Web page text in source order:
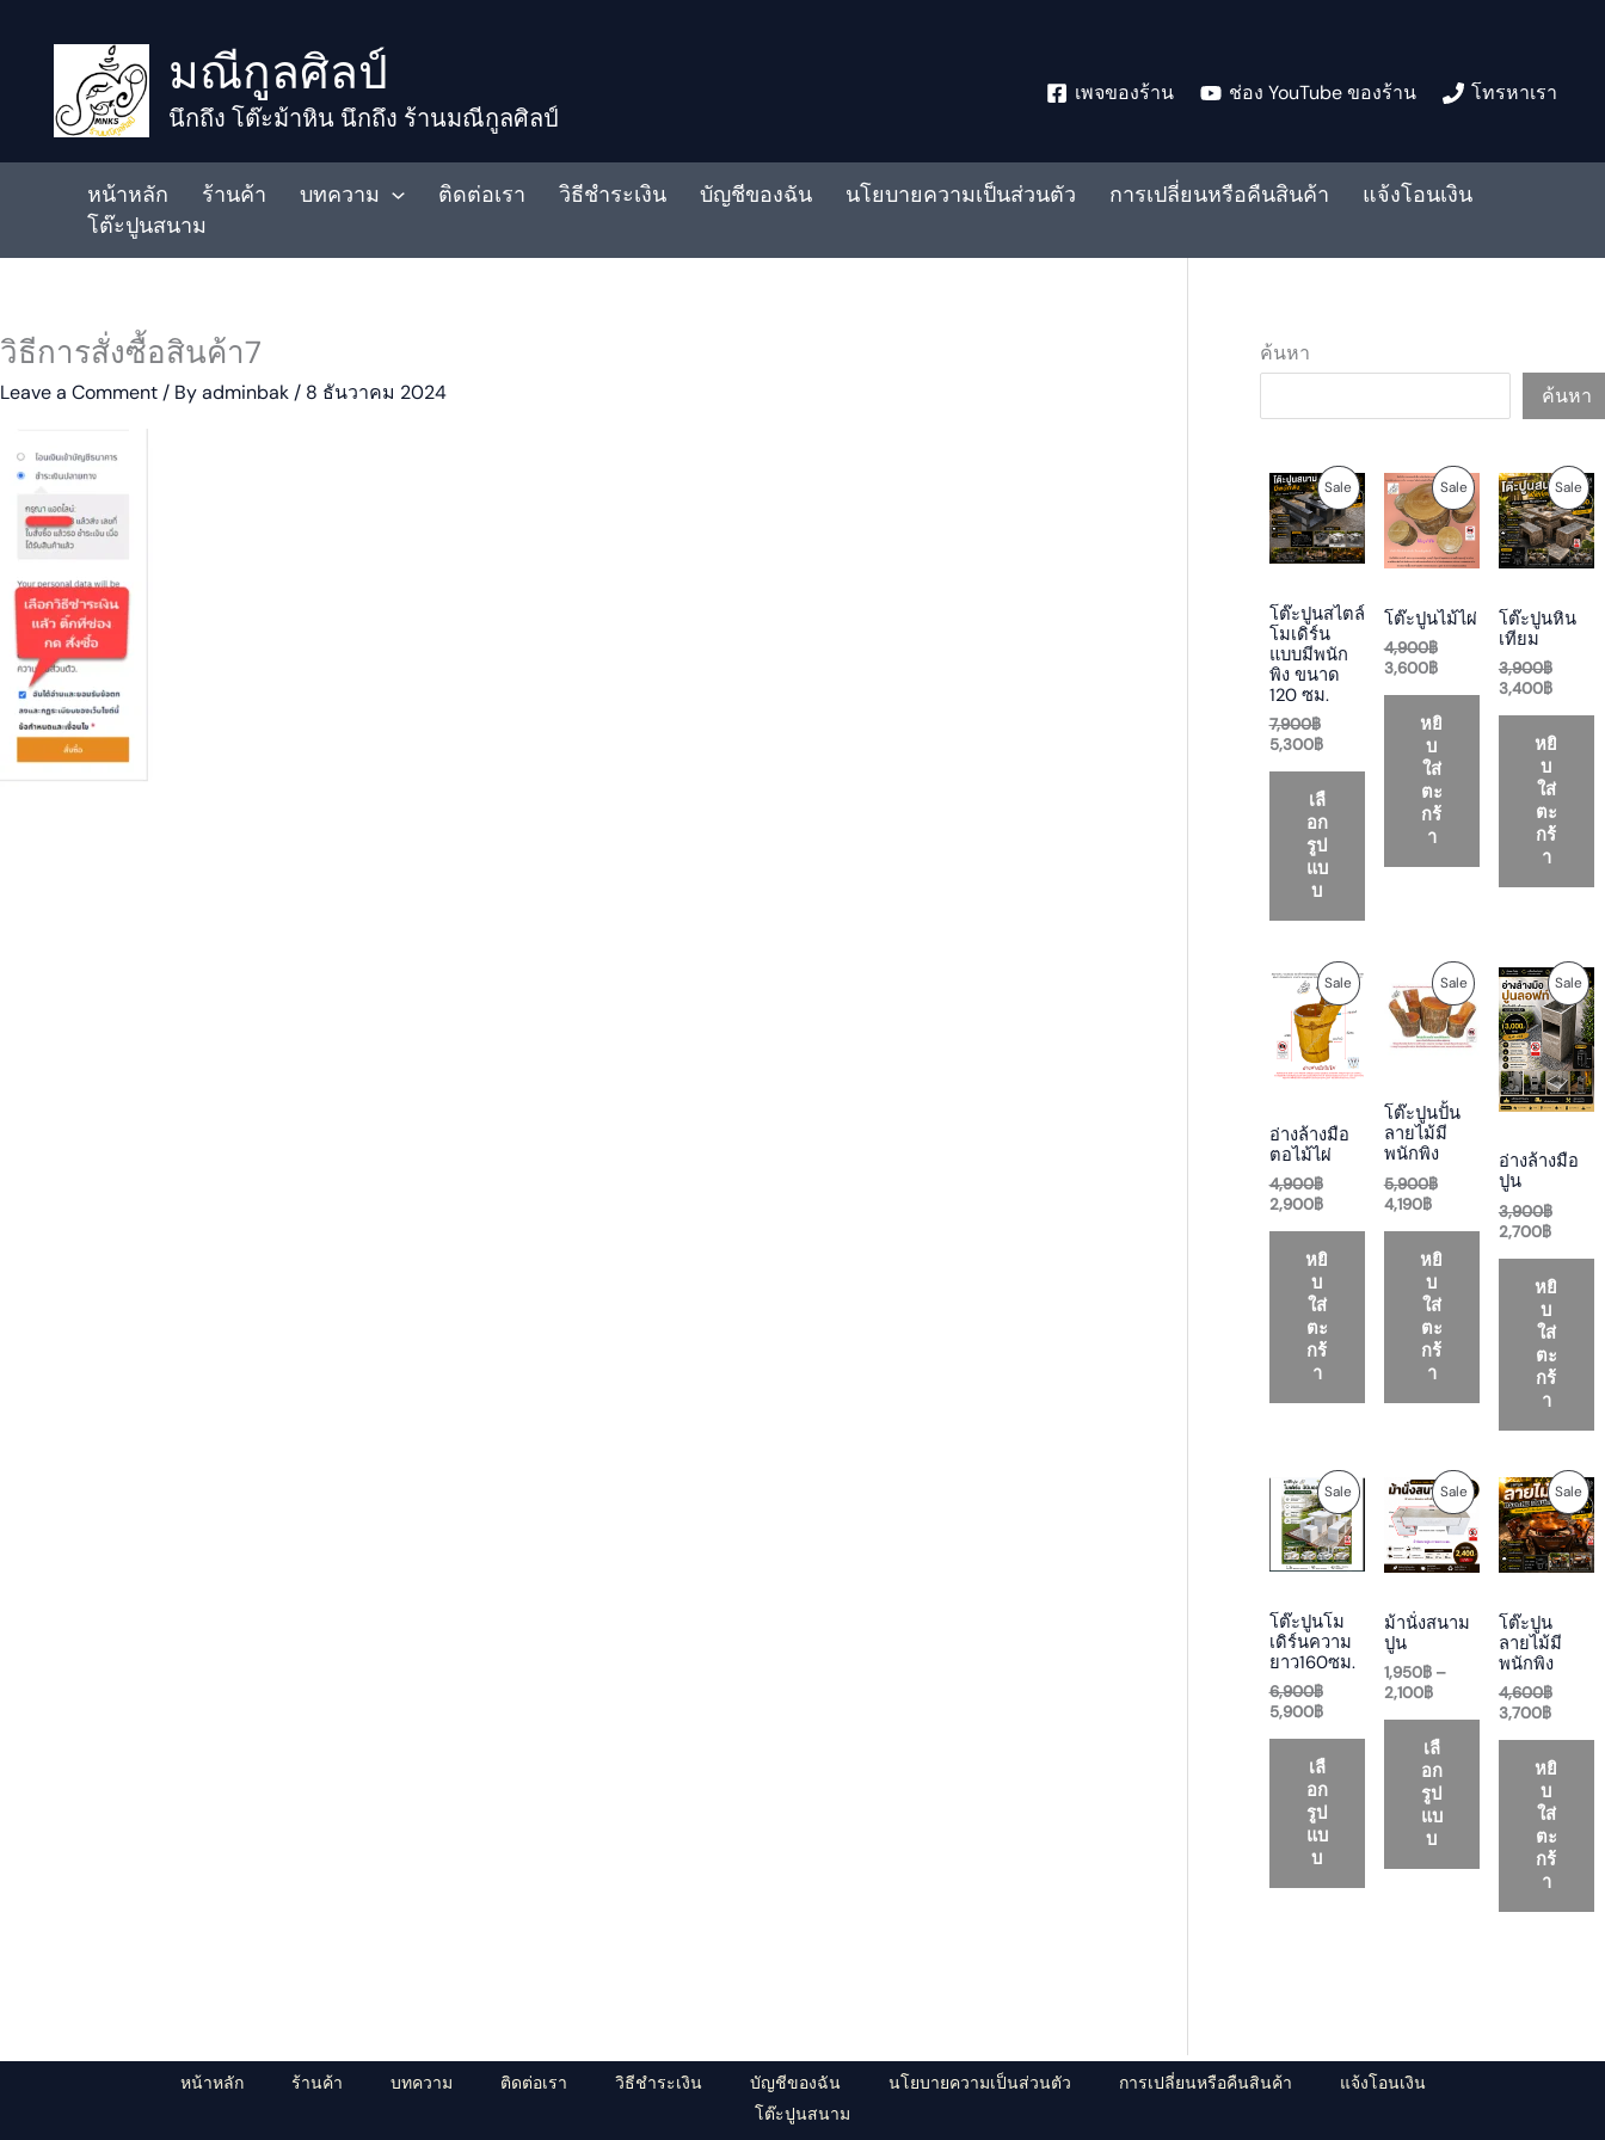
มณีกูลศิลป์
นึกถึง โต๊ะม้าหิน นึกถึง ร้านมณีกูลศิลป์
เพจของร้าน ช่อง YouTube ของร้าน โทรหาเรา
หน้าหลัก ร้านค้า บทความ ติดต่อเรา วิธีชำระเงิน บัญชีของฉัน นโยบายความเป็นส่วนตัว การเปลี่ยนหรือคืนสินค้า
แจ้งโอนเงิน
โต๊ะปูนสนาม
วิธีการสั่งซื้อสินค้า7
Leave a Comment / Byadminbak / 8 ธันวาคม 2024
ค้นหา
ค้นหา
SaleP
R
O
D
E
โต๊ะปูนสไตล์
โมเดิร์น
แบบมีพนัก
พิง ขนาด
120 ซม.
7,900฿
O
r
i
g
i
l
p
r
c
e
w
s
:
7
,
9
0
5,300฿
C
u
r
r
e
p
r
i
c
e
s
5
,
3
0
0
฿
เลื
อก
รูป
แบ
บ
SaleP
R
O
D
C
E
โต๊ะปูนไม้ไผ่
4,900฿
O
r
i
g
i
l
p
r
e
w
a
s
:
4
,
9
3,600฿
C
u
r
r
e
p
r
i
i
s
:
3
,
6
0
0
หยิ
บ
ใส่
ตะ
กร้
า
SaleP
R
O
E
โต๊ะปูนหิน
เทียม
3,900฿
O
r
i
g
i
l
r
i
w
a
s
:
3
,
9
0
3,400฿
C
u
r
r
e
p
i
c
s
:
3
,
4
0
0
฿
หยิ
บ
ใส่
ตะ
กร้
า
SaleP
O
T
A
E
อ่างล้างมือ
ตอไม้ไผ่
4,900฿
O
r
i
g
i
n
p
r
i
c
a
s
:
4
,
9
0
0
2,900฿
C
u
r
r
e
n
r
i
c
e
:
2
,
9
0
0
฿
.
หยิ
บ
ใส่
ตะ
กร้
า
SaleP
R
T
A
E
โต๊ะปูนปั้น
ลายไม้มี
พนักพิง
5,900฿
O
r
i
g
a
l
p
r
i
a
s
:
5
,
9
0
0
4,190฿
C
u
r
r
p
r
i
c
e
:
4
,
1
9
0
฿
.
หยิ
บ
ใส่
ตะ
กร้
า
SaleP
R
O
D
E
อ่างล้างมือ
ปูน
3,900฿
O
r
i
g
i
n
a
l
r
e
w
a
s
:
3
,
9
0
0
2,700฿
C
u
r
r
e
n
t
p
i
e
i
s
:
2
,
7
0
0
฿
.
หยิ
บ
ใส่
ตะ
กร้
า
SaleP
R
O
T
โต๊ะปูนโม
เดิร์นความ
ยาว160ซม.
6,900฿
O
r
i
g
i
a
l
p
r
i
c
a
s
:
6
,
0
5,900฿
C
u
r
r
e
t
p
r
i
c
e
:
5
,
9
0
฿
เลื
อก
รูป
แบ
บ
SaleP
R
O
D
S
ม้านั่งสนาม
ปูน
1,950฿ –
2,100฿
P
r
i
c
e
n
e
:
9
5
0
฿
t
h
r
เลื
อก
รูป
แบ
บ
SaleP
R
O
T
A
โต๊ะปูน
ลายไม้มี
พนักพิง
4,600฿
O
r
i
g
i
l
p
r
i
c
a
s
:
4
,
6
0
0
3,700฿
C
u
r
r
e
p
r
i
c
e
:
3
,
7
0
0
฿
.
หยิ
บ
ใส่
ตะ
กร้
า
หน้าหลัก ร้านค้า บทความ ติดต่อเรา วิธีชำระเงิน บัญชีของฉัน นโยบายความเป็นส่วนตัว การเปลี่ยนหรือคืนสินค้า
แจ้งโอนเงิน
โต๊ะปูนสนาม